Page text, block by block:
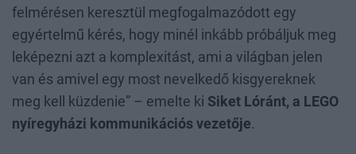
felmérésen keresztül megfogalmazódott egy
egyértelmű kérés, hogy minél inkább próbáljuk meg
leképezni azt a komplexitást, ami a világban jelen
van és amivel egy most nevelkedő kisgyereknek
meg kell küzdenie” – emelte ki Siket Lóránt, a LEGO
nyíregyházi kommunikációs vezetője.